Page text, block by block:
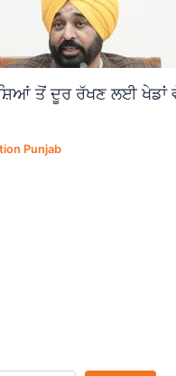
ਤੋਂ ਦੂਰ ਰੱਖਣ ਲਈ ਖੇਡਾਂ
Punjab